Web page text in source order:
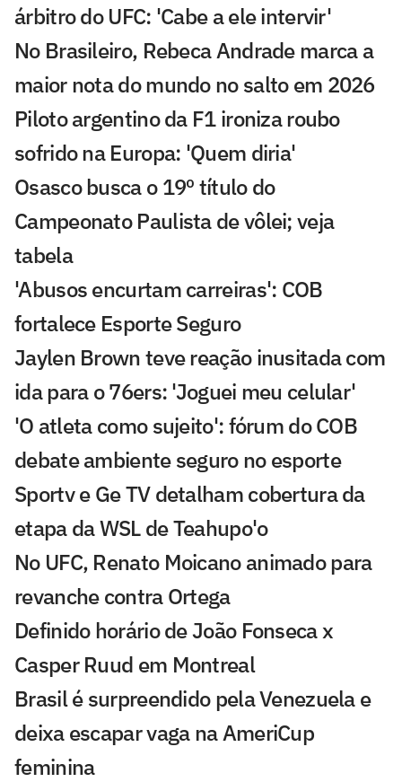
árbitro do UFC: 'Cabe a ele intervir'
No Brasileiro, Rebeca Andrade marca a
maior nota do mundo no salto em 2026
Piloto argentino da F1 ironiza roubo
sofrido na Europa: 'Quem diria'
Osasco busca o 19º título do
Campeonato Paulista de vôlei; veja
tabela
'Abusos encurtam carreiras': COB
fortalece Esporte Seguro
Jaylen Brown teve reação inusitada com
ida para o 76ers: 'Joguei meu celular'
'O atleta como sujeito': fórum do COB
debate ambiente seguro no esporte
Sportv e Ge TV detalham cobertura da
etapa da WSL de Teahupo'o
No UFC, Renato Moicano animado para
revanche contra Ortega
Definido horário de João Fonseca x
Casper Ruud em Montreal
Brasil é surpreendido pela Venezuela e
deixa escapar vaga na AmeriCup
feminina